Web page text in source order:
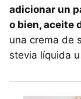
adicionar un
o bien, aceite
una crema de
stevia líquida